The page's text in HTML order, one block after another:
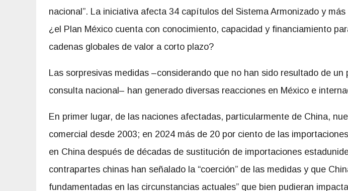
nacional”. La iniciativa afecta 34 capítulos del Sistema Armonizado y
¿el Plan México cuenta con conocimiento, capacidad y financiamiento
cadenas globales de valor a corto plazo?
Las sorpresivas medidas –considerando que no han sido resultado de un
consulta nacional– han generado diversas reacciones en México e
En primer lugar, de las naciones afectadas, particularmente de China,
comercial desde 2003; en 2024 más de 20 por ciento de las
en China después de décadas de sustitución de importaciones
contrapartes chinas han señalado la “coerción” de las medidas y que
fundamentadas en las circunstancias actuales” que bien pudieran